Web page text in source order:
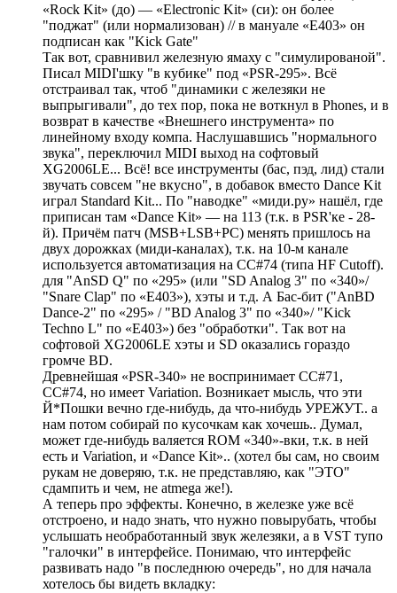
«Rock Kit» (до) — «Electronic Kit» (си): он более
"поджат" (или нормализован) // в мануале «E403» он
подписан как "Kick Gate"
Так вот, сравнивил железную ямаху с "симулированой".
Писал MIDI'шку "в кубике" под «PSR-295». Всё
отстраивал так, чтоб "динамики с железяки не
выпрыгивали", до тех пор, пока не воткнул в Phones, и в
возврат в качестве «Внешнего инструмента» по
линейному входу компа. Наслушавшись "нормального
звука", переключил MIDI выход на софтовый
XG2006LE... Всё! все инструменты (бас, пэд, лид) стали
звучать совсем "не вкусно", в добавок вместо Dance Kit
играл Standard Kit... По "наводке" «миди.ру» нашёл, где
приписан там «Dance Kit» — на 113 (т.к. в PSR'ке - 28-
й). Причём патч (MSB+LSB+PC) менять пришлось на
двух дорожках (миди-каналах), т.к. на 10-м канале
используется автоматизация на CC#74 (типа HF Cutoff).
для "AnSD Q" по «295» (или "SD Analog 3" по «340»/
"Snare Clap" по «E403»), хэты и т.д. А Бас-бит ("AnBD
Dance-2" по «295» / "BD Analog 3" по «340»/ "Kick
Techno L" по «E403») без "обработки". Так вот на
софтовой XG2006LE хэты и SD оказались гораздо
громче BD.
Древнейшая «PSR-340» не воспринимает CC#71,
CC#74, но имеет Variation. Возникает мысль, что эти
Й*Пошки вечно где-нибудь, да что-нибудь УРЕЖУТ.. а
нам потом собирай по кусочкам как хочешь.. Думал,
может где-нибудь валяется ROM «340»-вки, т.к. в ней
есть и Variation, и «Dance Kit».. (хотел бы сам, но своим
рукам не доверяю, т.к. не представляю, как "ЭТО"
сдампить и чем, не atmega же!).
А теперь про эффекты. Конечно, в железке уже всё
отстроено, и надо знать, что нужно повырубать, чтобы
услышать необработанный звук железяки, а в VST тупо
"галочки" в интерфейсе. Понимаю, что интерфейс
развивать надо "в последнюю очередь", но для начала
хотелось бы видеть вкладку: